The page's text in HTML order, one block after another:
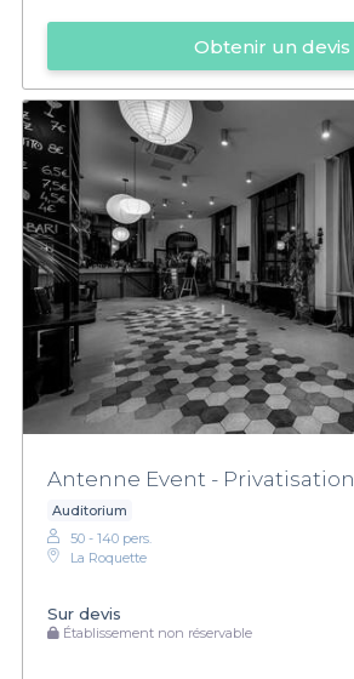
Obtenir un devis
Antenne Event - Privatisation
Auditorium
50 - 140 pers.
La Roquette
Sur devis
Établissement non réservable